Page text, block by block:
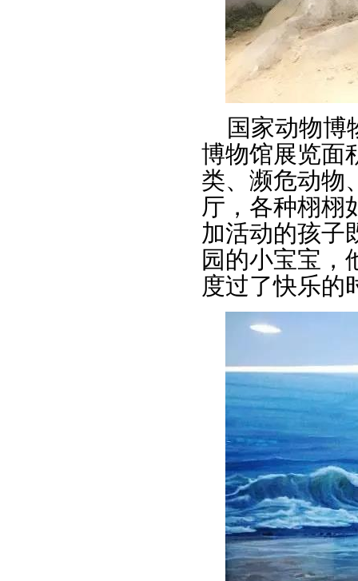
国家动物博
博物馆展览面
类、濒危动物
厅，各种栩栩
加活动的孩子
园的小宝宝，
度过了快乐的